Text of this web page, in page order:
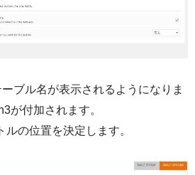
ブル名が表示されるようになりま
が付加されます。
ルの位置を決定します。